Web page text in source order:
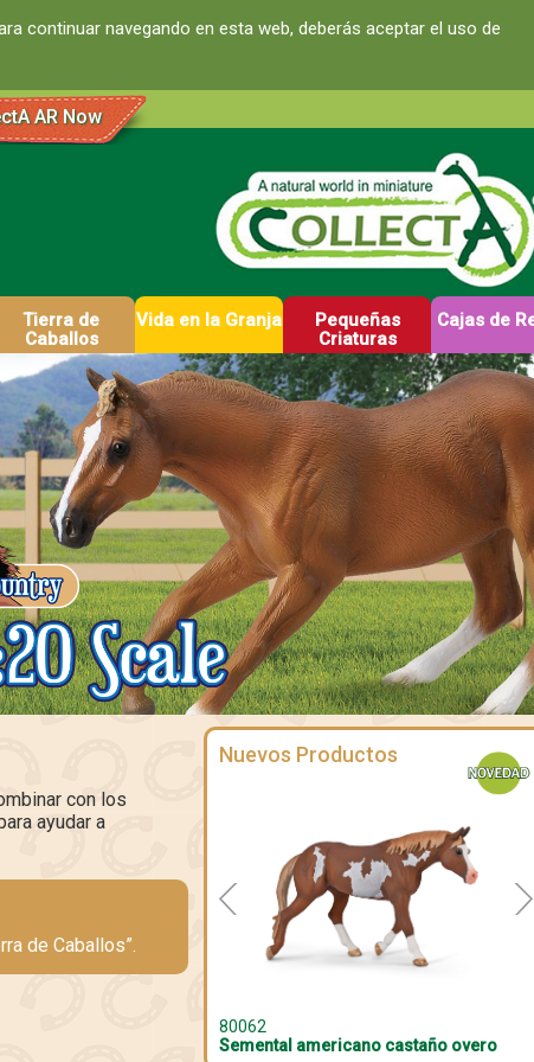
continuar navegando en esta web, deberás aceptar el uso de
AR Now
Tierra de
Caballos
Vida en la Granja
Pequeñas
Criaturas
Cajas de
con los
ayudar a
de Caballos”.
Nuevos Productos
Semental americano castaño overo